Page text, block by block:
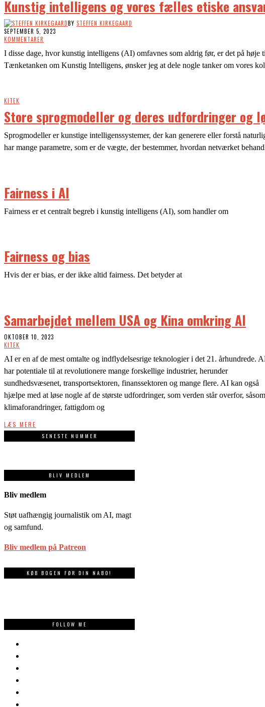
Kunstig intelligens og vores fælles etiske
BY STEFFEN KIRKEGAARD
SEPTEMBER 5, 2023
KOMMENTARER
I disse dage, hvor kunstig intelligens (AI) omfavnes som aldrig før, er det på
Tænketanken om Kunstig Intelligens, ønsker jeg at dele nogle tanker om vores
KITEK
Store sprogmodeller og deres udfordringer og
Sprogmodeller er kunstige intelligenssystemer, der kan generere eller forstå
har mange parametre, som er de vægte, der bestemmer, hvordan netværket
Fairness i AI
Fairness er et centralt begreb i kunstig intelligens (AI), som handler om
Fairness og bias
Hvis der er bias, er der ikke altid fairness. Det betyder at
Samarbejdet mellem USA og Kina omkring AI
OKTOBER 10, 2023
KITEK
AI er en af de mest omtalte og indflydelsesrige teknologier i det 21. århundrede.
har potentiale til at revolutionere mange forskellige industrier, herunder
sundhedsvæsenet, transportsektoren, finanssektoren og mange flere. AI kan også
hjælpe med at løse nogle af de største udfordringer, som verden står overfor, såsom
klimaforandringer, fattigdom og
LÆS MERE
SENESTE NUMMER
BLIV MEDLEM
Bliv medlem
Støt uafhængig journalistik om AI, magt
og samfund.
Bliv medlem på Patreon
KØB BOGEN FØR DIN NABO!
FOLLOW ME